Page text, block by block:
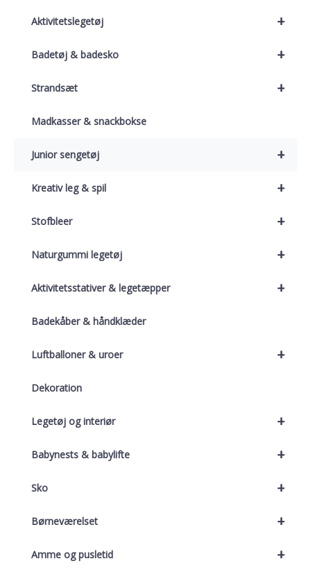
+
Aktivitetslegetøj
+
Badetøj & badesko
+
Strandsæt
Madkasser & snackbokse
+
Junior sengetøj
+
Kreativ leg & spil
+
Stofbleer
+
Naturgummi legetøj
+
Aktivitetsstativer & legetæpper
Badekåber & håndklæder
+
Luftballoner & uroer
Dekoration
+
Legetøj og interiør
+
Babynests & babylifte
+
Sko
+
Børneværelset
+
Amme og pusletid